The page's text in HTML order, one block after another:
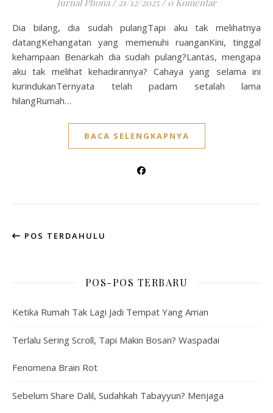
Jurnal Phona / 21/12/2025 / 0 Komentar
Dia bilang, dia sudah pulangTapi aku tak melihatnya
datangKehangatan yang memenuhi ruanganKini, tinggal
kehampaan Benarkah dia sudah pulang?Lantas, mengapa
aku tak melihat kehadirannya? Cahaya yang selama ini
kurindukanTernyata telah padam setalah lama
hilangRumah…
BACA SELENGKAPNYA
POS TERDAHULU
POS-POS TERBARU
Ketika Rumah Tak Lagi Jadi Tempat Yang Aman
Terlalu Sering Scroll, Tapi Makin Bosan? Waspadai
Fenomena Brain Rot
Sebelum Share Dalil, Sudahkah Tabayyun? Menjaga